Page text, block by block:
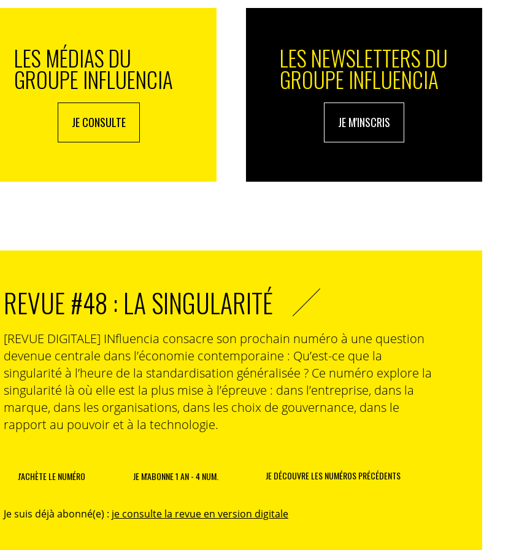
LES MÉDIAS DU
GROUPE INFLUENCIA
JE CONSULTE
LES NEWSLETTERS DU
GROUPE INFLUENCIA
JE M'INSCRIS
REVUE #48 : LA SINGULARITÉ
[REVUE DIGITALE] INfluencia consacre son prochain numéro à une question
devenue centrale dans l’économie contemporaine : Qu’est-ce que la
singularité à l’heure de la standardisation généralisée ? Ce numéro explore la
singularité là où elle est la plus mise à l’épreuve : dans l’entreprise, dans la
marque, dans les organisations, dans les choix de gouvernance, dans le
rapport au pouvoir et à la technologie.
J'ACHÈTE LE NUMÉRO JE M'ABONNE 1 AN - 4 NUM. JE DÉCOUVRE LES NUMÉROS PRÉCÉDENTS
Je suis déjà abonné(e) : je consulte la revue en version digitale